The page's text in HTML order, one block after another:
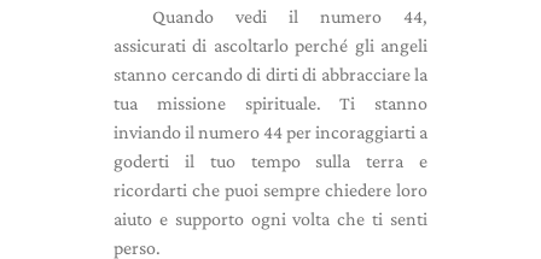
Quando vedi il numero 44,
assicurati di ascoltarlo perché gli angeli
stanno cercando di dirti di abbracciare la
tua missione spirituale. Ti stanno
inviando il numero 44 per incoraggiarti a
goderti il ​​tuo tempo sulla terra e
ricordarti che puoi sempre chiedere loro
aiuto e supporto ogni volta che ti senti
perso.